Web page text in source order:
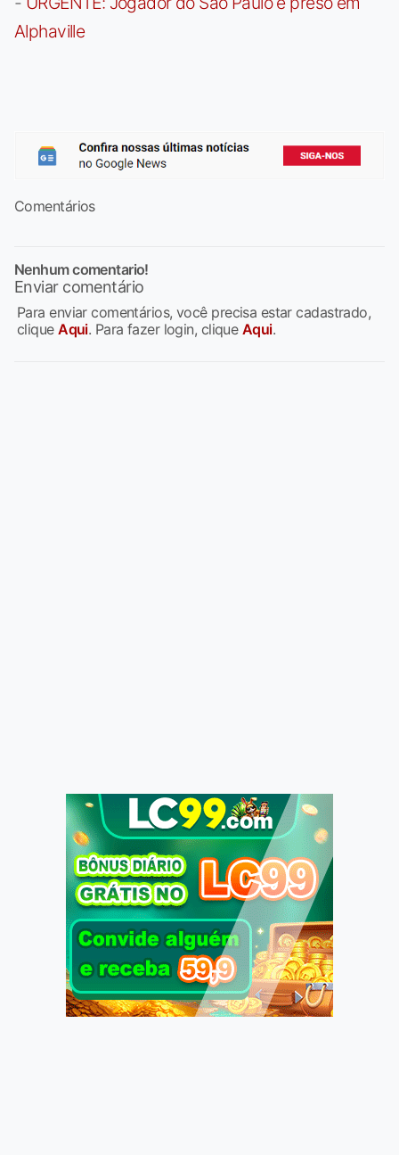
Alphaville
Comentários
Nenhum comentario!
Enviar comentário
Para enviar comentários, você precisa estar cadastrado,
cliqueAqui. Para fazer login, clique Aqui.